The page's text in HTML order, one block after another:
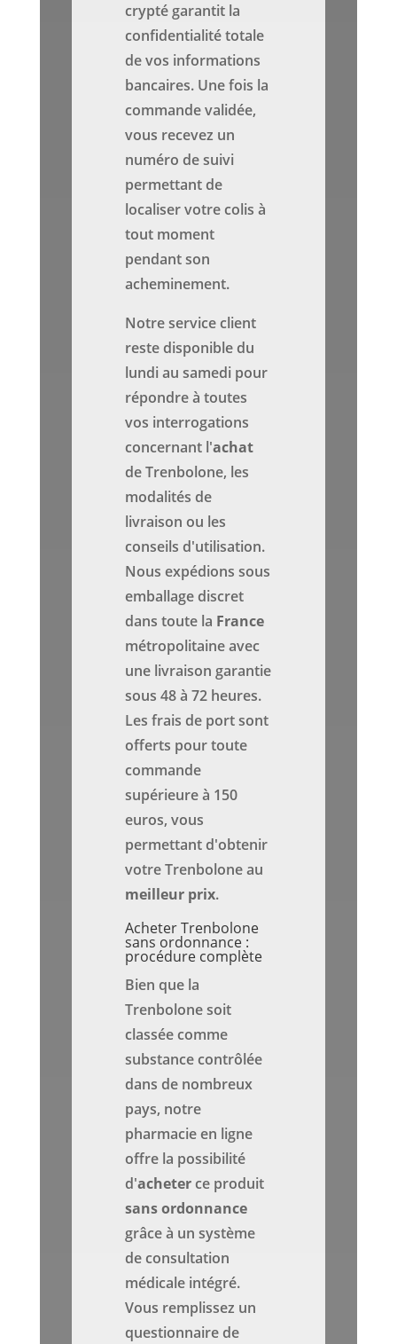
crypté garantit la
confidentialité totale
de vos informations
bancaires. Une fois la
commande validée,
vous recevez un
numéro de suivi
permettant de
localiser votre colis à
tout moment
pendant son
acheminement.
Notre service client
reste disponible du
lundi au samedi pour
répondre à toutes
vos interrogations
concernant l'achat
de Trenbolone, les
modalités de
livraison ou les
conseils d'utilisation.
Nous expédions sous
emballage discret
dans toute la France
métropolitaine avec
une livraison garantie
sous 48 à 72 heures.
Les frais de port sont
offerts pour toute
commande
supérieure à 150
euros, vous
permettant d'obtenir
votre Trenbolone au
meilleur prix.
Acheter Trenbolone
sans ordonnance :
procédure complète
Bien que la
Trenbolone soit
classée comme
substance contrôlée
dans de nombreux
pays, notre
pharmacie en ligne
offre la possibilité
d'acheterce produit
sans ordonnance
grâce à un système
de consultation
médicale intégré.
Vous remplissez un
questionnaire de